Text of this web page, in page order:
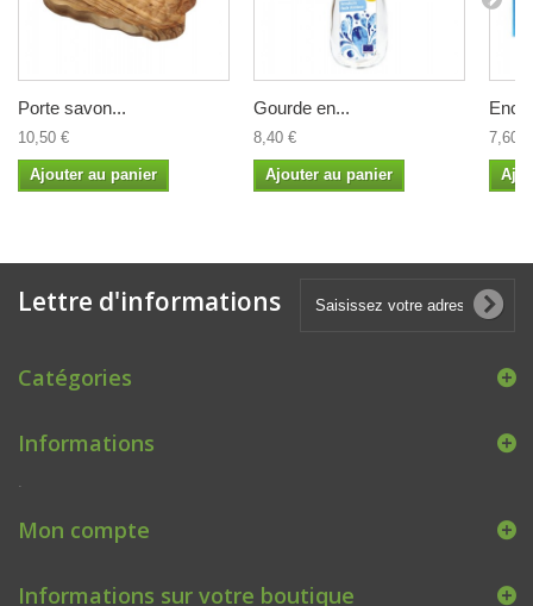
Porte savon...
10,50 €
Ajouter au panier
Gourde en...
8,40 €
Ajouter au panier
7,60 €
Lettre d'informations
Catégories
Informations
.
Mon compte
Informations sur votre boutique